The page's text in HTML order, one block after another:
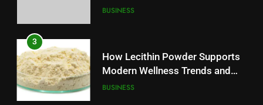
4
Instagram Account Purchase
and Market Development
TECHNOLOGY
5
Battery Mandate
BUSINESS
3
How Lecithin Powder Supports
Modern Wellness Trends and
Balanced Nutrition
BUSINESS